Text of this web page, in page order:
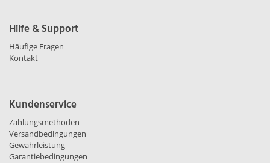
Hilfe & Support
Häufige Fragen
Kontakt
Kundenservice
Zahlungsmethoden
Versandbedingungen
Gewährleistung
Garantiebedingungen